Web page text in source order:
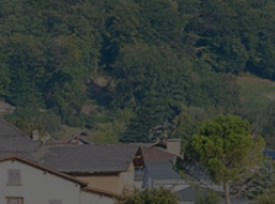
1955
Actualités
Dangers Naturels
Carte CFF
Application « Chamoson »